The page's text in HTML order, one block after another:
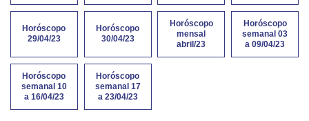
Horóscopo
29/04/23
Horóscopo
30/04/23
Horóscopo
mensal
abril/23
Horóscopo
semanal 03
a 09/04/23
Horóscopo
semanal 10
a 16/04/23
Horóscopo
semanal 17
a 23/04/23